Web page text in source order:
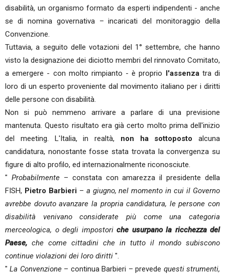
disabilità, un organismo formato da esperti indipendenti - anche
se di nomina governativa – incaricati del monitoraggio della
Convenzione.
Tuttavia, a seguito delle votazioni del 1° settembre, che hanno
visto la designazione dei diciotto membri del rinnovato Comitato,
a emergere - con molto rimpianto - è proprio l'assenza tra di
loro di un esperto proveniente dal movimento italiano per i diritti
delle persone con disabilità.
Non si può nemmeno arrivare a parlare di una previsione
mantenuta. Questo risultato era già certo molto prima dell'inizio
del meeting. L'Italia, in realtà, non ha sottoposto alcuna
candidatura, nonostante fosse stata trovata la convergenza su
figure di alto profilo, ed internazionalmente riconosciute.
" Probabilmente– constata con amarezza il presidente della
FISH, Pietro Barbieri– a giugno, nel momento in cui il Governo
avrebbe dovuto avanzare la propria candidatura, le persone con
disabilità venivano considerate più come una categoria
merceologica, o degli impostori che usurpano la ricchezza del
Paese, che come cittadini che in tutto il mondo subiscono
continue violazioni dei loro diritti ".
" La Convenzione– continua Barbieri – prevede questi strumenti,